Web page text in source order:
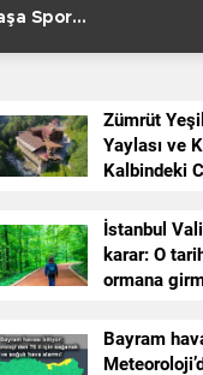
Spor
Zümrüt
Yaylası ve
Kalbindeki
İstanbul
karar: O
ormana
Bayram